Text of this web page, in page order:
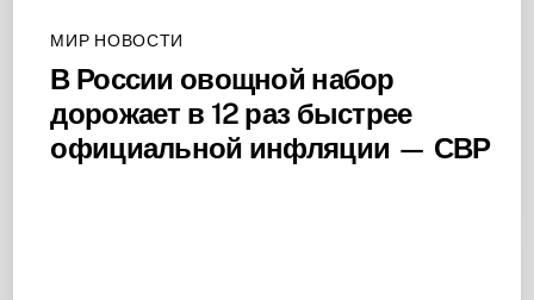
МИР НОВОСТИ
В России овощной набор
дорожает в 12 раз быстрее
официальной инфляции — СВР